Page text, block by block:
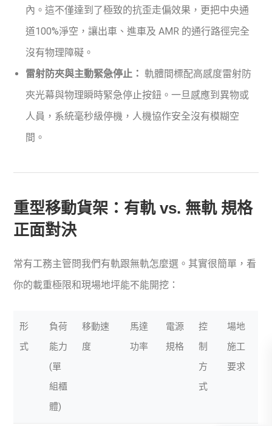
內。這不僅達到了極致的抗歪走偏效果，更把中央通
道100%淨空，讓出車、進車及 AMR 的通行路徑完全
沒有物理障礙。
雷射防夾與主動緊急停止： 軌體間標配高感度雷射防
夾光幕與物理瞬時緊急停止按鈕。一旦感應到異物或
人員，系統毫秒級停機，人機協作安全沒有模糊空
間。
重型移動貨架：有軌 vs. 無軌 規格
正面對決
常有工務主管問我們有軌跟無軌怎麼選。其實很簡單，看
你的載重極限和現場地坪能不能開挖：
形
式
負荷
能力
(單
組櫃
體)
移動速
度
馬達
功率
電源
規格
控
制
方
式
場地
施工
要求